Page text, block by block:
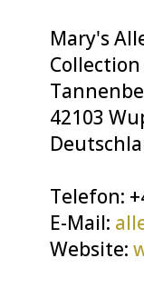
Mary's
Collection
42103
Telefon:
E-Mail:
Website: